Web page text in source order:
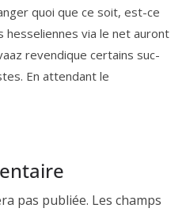
quoi que ce soit, est-ce
hes­se­liennes via le net auront
reven­dique cer­tains suc­
En atten­dant le
pas publiée. Les champs